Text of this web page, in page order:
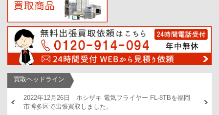
買取ヘッドライン
2022年12月26日 ホシザキ 電気フライヤー FL-8TBを福岡
市博多区で出張買取しました。
出張買